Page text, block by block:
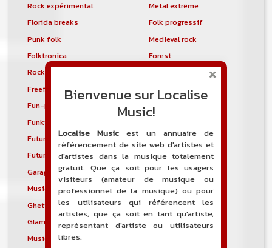
Rock expérimental
Metal extrême
Florida breaks
Folk progressif
Punk folk
Medieval rock
Folktronica
Forest
Rock progressif français
Freeform hardcore
Freestyle
Fun-punk
Funkstep
Funktronica
Future bass
Future garage
Future house
G-funk
Garage house
Garage punk
Musique mixte
Ghetto house
Ghettotech
Glam metal
Glam punk
Gospel blues
Musique gothique
Bienvenue sur Localise
Music!
Localise Music est un annuaire de
référencement de site web d'artistes et
d'artistes dans la musique totalement
gratuit. Que ça soit pour les usagers
visiteurs (amateur de musique ou
professionnel de la musique) ou pour
les utilisateurs qui référencent les
artistes, que ça soit en tant qu'artiste,
représentant d'artiste ou utilisateurs
libres.